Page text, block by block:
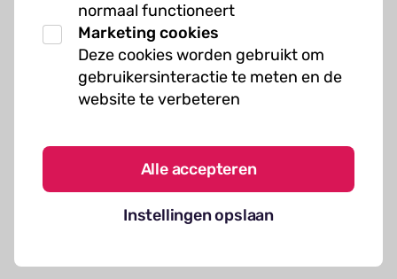
normaal functioneert
Marketing cookies
Deze cookies worden gebruikt om
gebruikersinteractie te meten en de
website te verbeteren
Alle accepteren
Instellingen opslaan
Organisatie
Werken bij Kielzog
Veelgestelde vragen
Algemene voorwaarden